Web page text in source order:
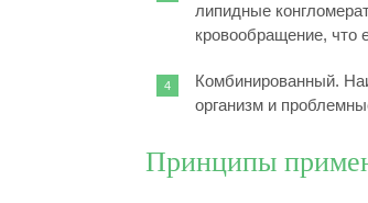
липидные
кровообращение,
Комбинированный.
организм и
Принципы